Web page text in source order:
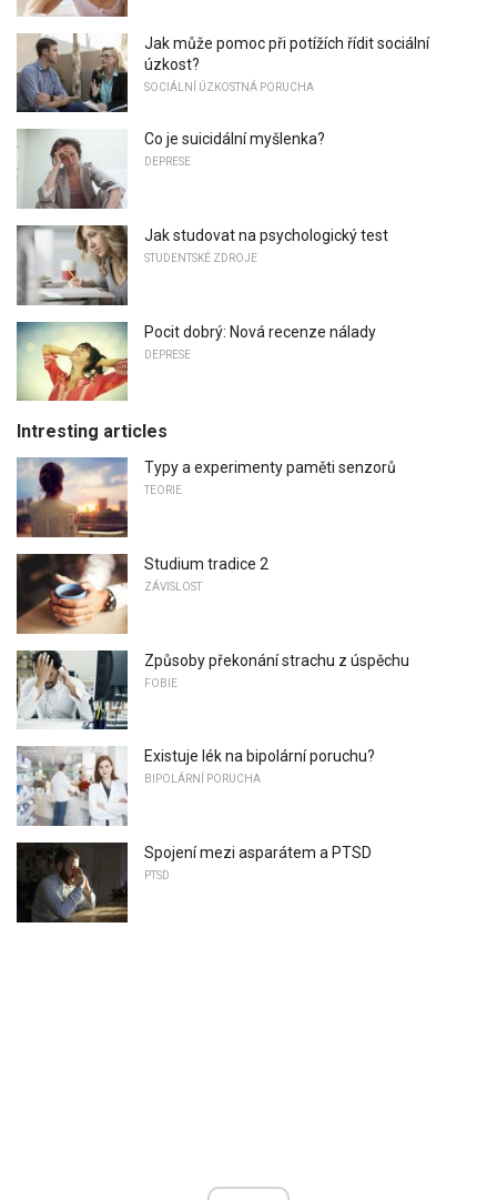
Jak může pomoc při potížích řídit sociální
úzkost?
SOCIÁLNÍ ÚZKOSTNÁ PORUCHA
Co je suicidální myšlenka?
DEPRESE
Jak studovat na psychologický test
STUDENTSKÉ ZDROJE
Pocit dobrý: Nová recenze nálady
DEPRESE
Intresting articles
Typy a experimenty paměti senzorů
TEORIE
Studium tradice 2
ZÁVISLOST
Způsoby překonání strachu z úspěchu
FOBIE
Existuje lék na bipolární poruchu?
BIPOLÁRNÍ PORUCHA
Spojení mezi asparátem a PTSD
PTSD